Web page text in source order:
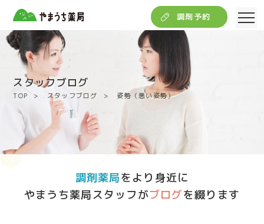
調剤予約
スタッフブログ
TOP スタッフブログ 姿勢（悪い姿勢）
調剤薬局をより身近に
やまうち薬局スタッフがブログを綴ります